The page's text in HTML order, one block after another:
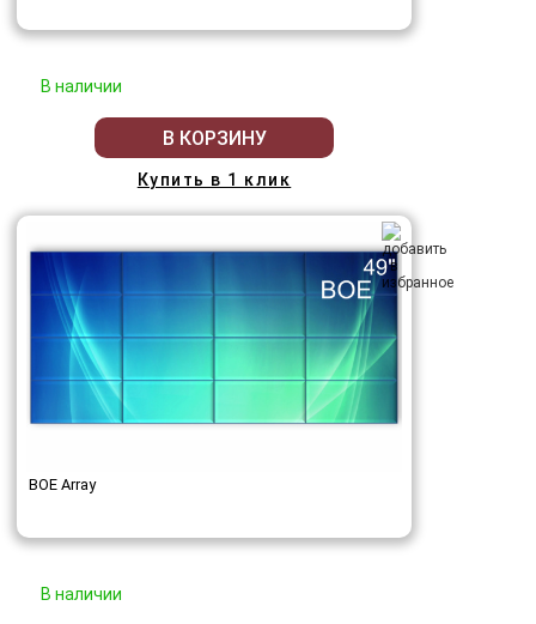
В наличии
В КОРЗИНУ
Купить в 1 клик
BOE Array
В наличии